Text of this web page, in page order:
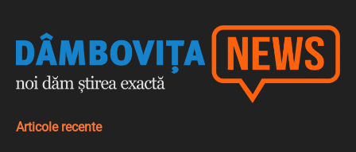
Articole recente